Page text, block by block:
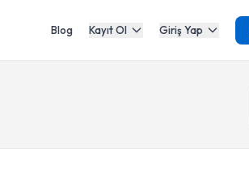
Blog Kayıt Ol Giriş Yap